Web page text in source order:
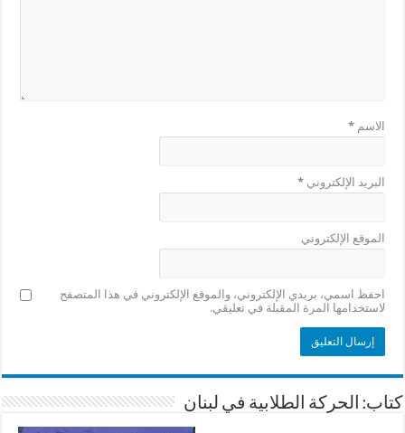
الاسم*
البريد الإلكتروني*
الموقع الإلكتروني
احفظ اسمي، بريدي الإلكتروني، والموقع الإلكتروني في هذا المتصفح
لاستخدامها المرة المقبلة في تعليقي.
كتاب: الحركة الطلابية في لبنان